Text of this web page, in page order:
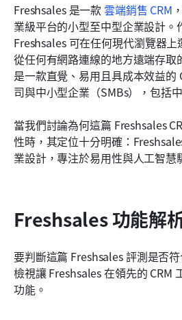
Freshsales 是一款 雲端銷售 CRM
業級平台的小型至中型企業設計。
Freshsales 可在任何現代瀏覽器
從任何有網路連線的地方遠端存取
是一款直覺、易用且具成本效益的
司與中小型企業（SMBs），包括
當我們討論為何這篇 Freshsales
性時，其定位十分明確：
業設計，專注於易用性與人工智慧
Freshsales 功能解
要判斷這篇 Freshsales 評測是否
檢視讓 Freshsales 在領先的 CRM
功能。